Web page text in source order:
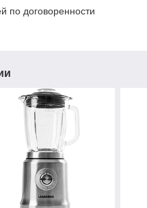
по договоренности